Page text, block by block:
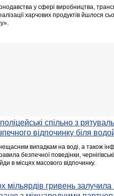
у сфері виробництва,
харчових продуктів йшлося
спільно з
відпочинку біля
випадкам на воді, а також
безпечної поведінки,
в місцях масового відпочинку.
мільярдів гривень